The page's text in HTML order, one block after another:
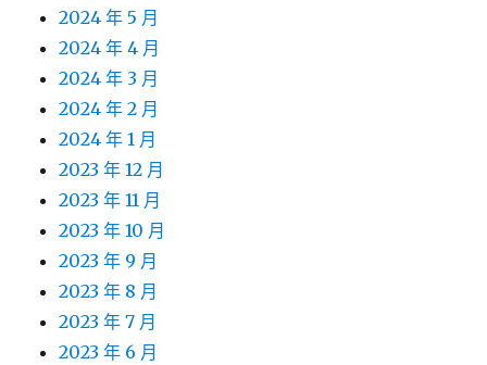
2024 年 5 月
2024 年 4 月
2024 年 3 月
2024 年 2 月
2024 年 1 月
2023 年 12 月
2023 年 11 月
2023 年 10 月
2023 年 9 月
2023 年 8 月
2023 年 7 月
2023 年 6 月